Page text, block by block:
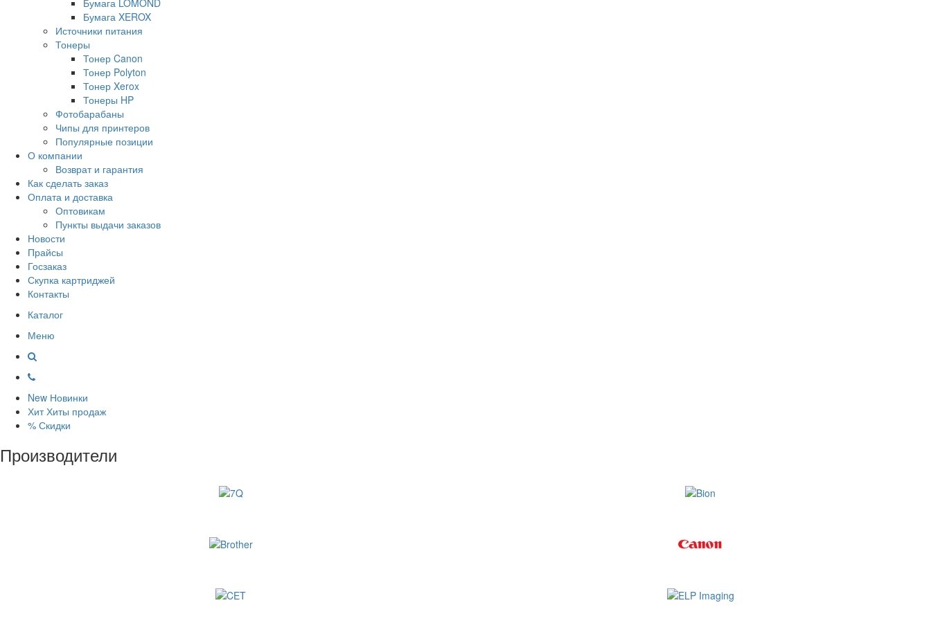
Бумага XEROX
Источники питания
Тонеры
Тонер Canon
Тонер Polyton
Тонер Xerox
Тонеры HP
Фотобарабаны
Чипы для принтеров
Популярные позиции
О компании
Возврат и гарантия
Как сделать заказ
Оплата и доставка
Оптовикам
Пункты выдачи заказов
Новости
Прайсы
Госзаказ
Скупка картриджей
Контакты
Каталог
Меню
New Новинки
Хит Хиты продаж
% Скидки
Производители